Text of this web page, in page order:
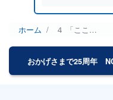
パ
く
ホーム ４ 「こころを込める」ということ
おかげさまで25周年